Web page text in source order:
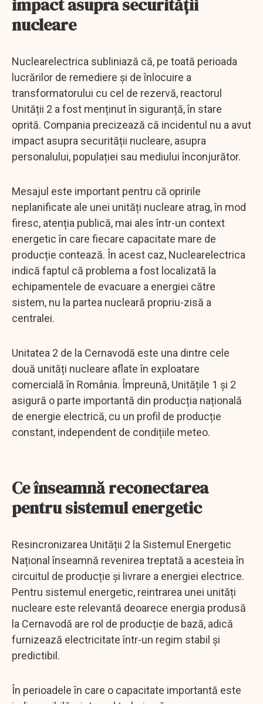
nucleare
Nuclearelectrica subliniază că, pe toată perioada
lucrărilor de remediere și de înlocuire a
transformatorului cu cel de rezervă, reactorul
Unității 2 a fost menținut în siguranță, în stare
oprită. Compania precizează că incidentul nu a avut
impact asupra securității nucleare, asupra
personalului, populației sau mediului înconjurător.
Mesajul este important pentru că opririle
neplanificate ale unei unități nucleare atrag, în mod
firesc, atenția publică, mai ales într-un context
energetic în care fiecare capacitate mare de
producție contează. În acest caz, Nuclearelectrica
indică faptul că problema a fost localizată la
echipamentele de evacuare a energiei către
sistem, nu la partea nucleară propriu-zisă a
centralei.
Unitatea 2 de la Cernavodă este una dintre cele
două unități nucleare aflate în exploatare
comercială în România. Împreună, Unitățile 1 și 2
asigură o parte importantă din producția națională
de energie electrică, cu un profil de producție
constant, independent de condițiile meteo.
Ce înseamnă reconectarea
pentru sistemul energetic
Resincronizarea Unității 2 la Sistemul Energetic
Național înseamnă revenirea treptată a acesteia în
circuitul de producție și livrare a energiei electrice.
Pentru sistemul energetic, reintrarea unei unități
nucleare este relevantă deoarece energia produsă
la Cernavodă are rol de producție de bază, adică
furnizează electricitate într-un regim stabil și
predictibil.
În perioadele în care o capacitate importantă este